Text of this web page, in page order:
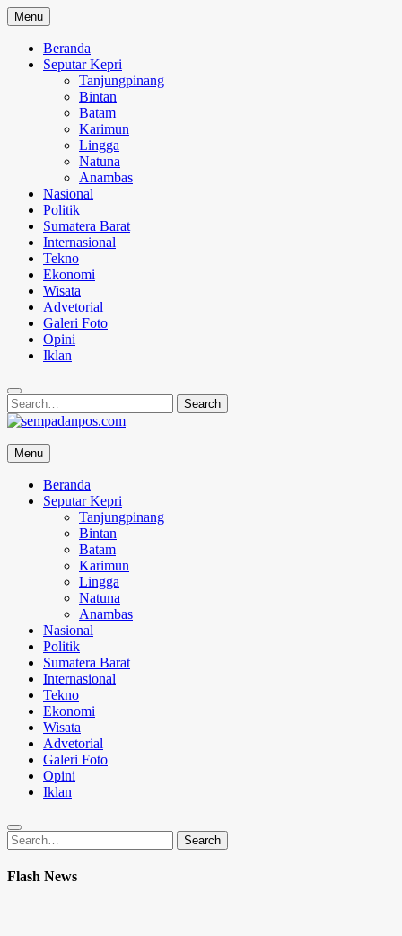
Skip
to
content
Menu
Beranda
Seputar Kepri
Tanjungpinang
Bintan
Batam
Karimun
Lingga
Natuna
Anambas
Nasional
Politik
Sumatera Barat
Internasional
Tekno
Ekonomi
Wisata
Advetorial
Galeri Foto
Opini
Iklan
Search
for:
Search
sempadanpos.com
Menyampaikan Berita Dengan Analisa
Menu
Beranda
Seputar Kepri
Tanjungpinang
Bintan
Batam
Karimun
Lingga
Natuna
Anambas
Nasional
Politik
Sumatera Barat
Internasional
Tekno
Ekonomi
Wisata
Advetorial
Galeri Foto
Opini
Iklan
Search
for:
Search
Flash News